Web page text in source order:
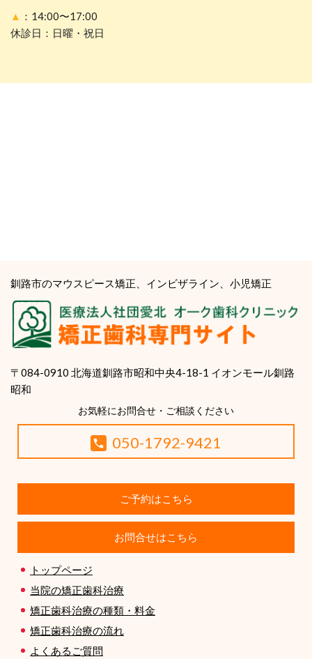
▲ ：14:00〜17:00
休診日：日曜・祝日
釧路市のマウスピース矯正、インビザライン、小児矯正
〒084-0910 北海道釧路市昭和中央4-18-1 イオンモール釧路
昭和
お気軽にお問合せ・ご相談ください
050-1792-9421
ご予約はこちら
お問合せはこちら
トップページ
当院の矯正歯科治療
矯正歯科治療の種類・料金
矯正歯科治療の流れ
よくあるご質問